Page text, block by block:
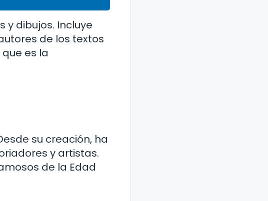
y dibujos. Incluye
de los textos
es la
su creación, ha
y artistas.
de la Edad